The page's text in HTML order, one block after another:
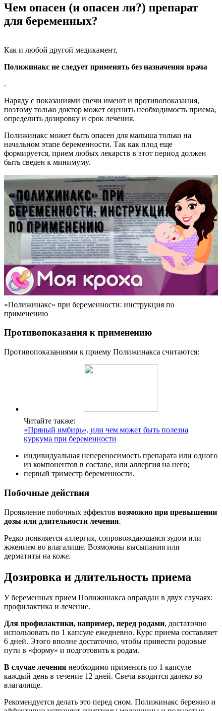
Чем опасен (и опасен ли?) препарат
для беременных?
Как и любой другой медикамент,
Полижинакс не следует применять без назначения врача
.
Наряду с показаниями свечи имеют и противопоказания,
поэтому только доктор может оценить необходимость приема,
определить дозировку и срок лечения.
Полижинакс может быть опасен для малыша только на
начальном этапе беременности. Так как плод еще
формируется, прием любых лекарств в этот период должен
быть сведен к минимуму.
«Полижинакс» при беременности: инструкция по
применению
Противопоказания к применению
Противопоказаниями к приему Полижинакса считаются:
Читайте также:
«Пряный имбирь», или чем может быть полезна
куркума при беременности
индивидуальная непереносимость препарата или одного
из компонентов в составе, или аллергия на него;
первый триместр беременности.
Побочные действия
Проявление побочных эффектов возможно при превышении
дозы или длительности лечения.
Редко появляется аллергия, сопровождающаяся зудом или
жжением во влагалище. Возможны высыпания или
дерматиты на коже.
Дозировка и длительность приема
У беременных прием Полижинакса оправдан в двух случаях:
профилактика и лечение.
Для профилактики, например, перед родами, достаточно
использовать по 1 капсуле ежедневно. Курс приема составляет
6 дней. Этого вполне достаточно, чтобы привести родовые
пути в «форму» и подготовить к родам.
В случае лечения необходимо применять по 1 капсуле
каждый день в течение 12 дней. Свеча вводится далеко во
влагалище.
Рекомендуется делать это перед сном. Полижинакс бережно и